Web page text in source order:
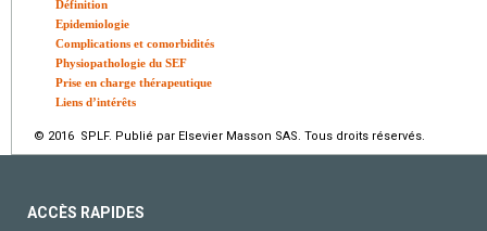
Définition
Epidemiologie
Complications et comorbidités
Physiopathologie du SEF
Prise en charge thérapeutique
Liens d’intérêts
© 2016 SPLF. Publié par Elsevier Masson SAS. Tous droits réservés.
ACCÈS RAPIDES